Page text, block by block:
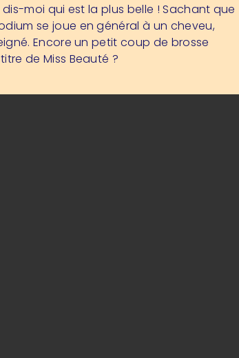
dis-moi qui est la plus belle ! Sachant que
se joue en général à un cheveu,
Encore un petit coup de brosse
de Miss Beauté ?